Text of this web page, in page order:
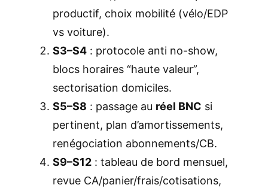
productif, choix mobilité (vélo/EDP
vs voiture).
S3–S4 : protocole anti no-show,
blocs horaires “haute valeur”,
sectorisation domiciles.
S5–S8 : passage au réel BNC si
pertinent, plan d’amortissements,
renégociation abonnements/CB.
S9–S12 : tableau de bord mensuel,
revue CA/panier/frais/cotisations,